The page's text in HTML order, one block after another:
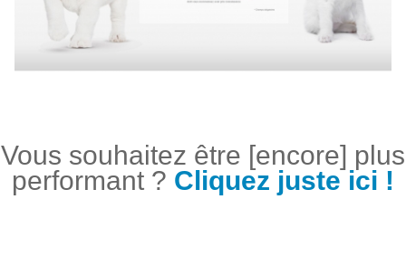
Vous souhaitez être [encore] plus
performant ? Cliquez juste ici !